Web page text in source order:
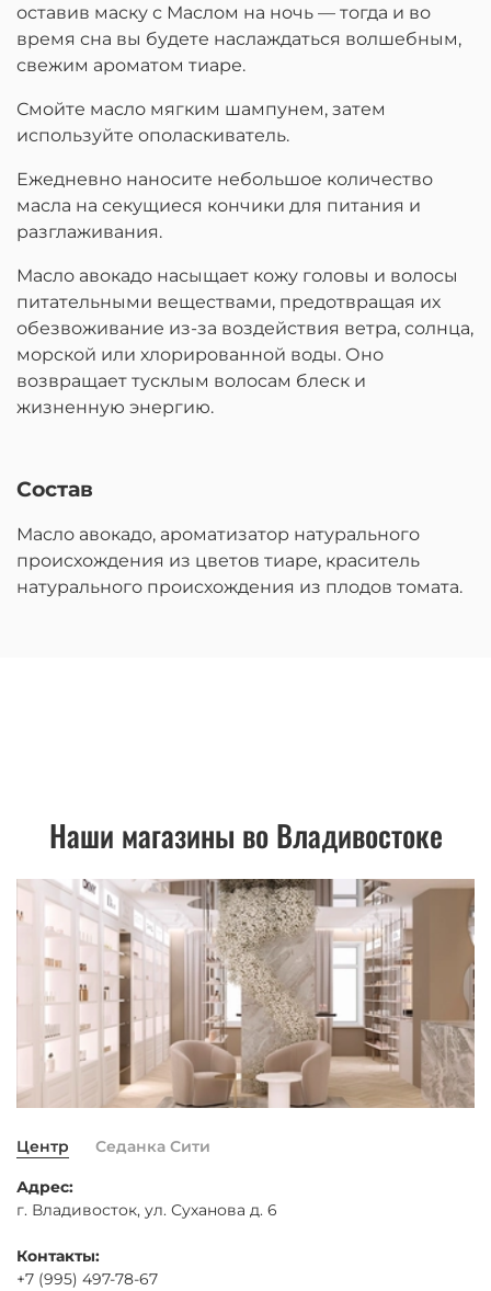
оставив маску с Маслом на ночь — тогда и во
время сна вы будете наслаждаться волшебным,
свежим ароматом тиаре.
Смойте масло мягким шампунем, затем
используйте ополаскиватель.
Ежедневно наносите небольшое количество
масла на секущиеся кончики для питания и
разглаживания.
Масло авокадо насыщает кожу головы и волосы
питательными веществами, предотвращая их
обезвоживание из-за воздействия ветра, солнца,
морской или хлорированной воды. Оно
возвращает тусклым волосам блеск и
жизненную энергию.
Состав
Масло авокадо, ароматизатор натурального
происхождения из цветов тиаре, краситель
натурального происхождения из плодов томата.
Наши магазины во Владивостоке
Центр Седанка Сити
Адрес:
г. Владивосток, ул. Суханова д. 6
Контакты:
+7 (995) 497-78-67